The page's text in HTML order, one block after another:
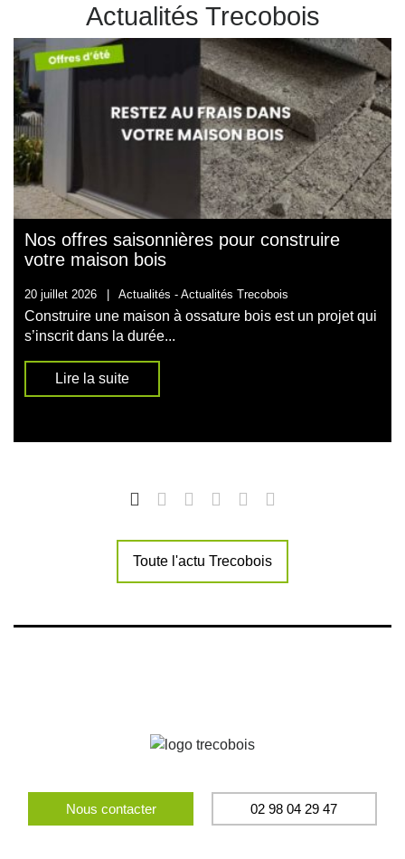
Actualités Trecobois
Nos offres saisonnières pour construire
votre maison bois
20 juillet 2026 | Actualités - Actualités Trecobois
Construire une maison à ossature bois est un projet qui
s’inscrit dans la durée...
Lire la suite
Toute l'actu Trecobois
Nous contacter 02 98 04 29 47